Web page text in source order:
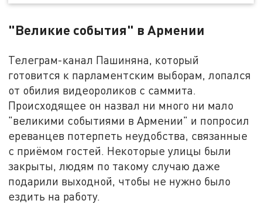
"Великие события" в Армении
Телеграм-канал Пашиняна, который
готовится к парламентским выборам, лопался
от обилия видеороликов с саммита.
Происходящее он назвал ни много ни мало
"великими событиями в Армении" и попросил
ереванцев потерпеть неудобства, связанные
с приёмом гостей. Некоторые улицы были
закрыты, людям по такому случаю даже
подарили выходной, чтобы не нужно было
ездить на работу.